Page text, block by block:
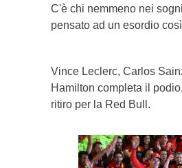
C'è chi nemmeno nei
pensato ad un esordio
Vince Leclerc, Carlos
Hamilton completa il
ritiro per la Red Bull.